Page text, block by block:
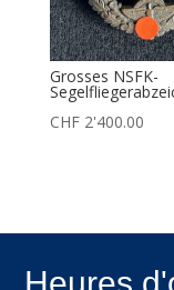
Grosses NSFK-
CHF2'400.00